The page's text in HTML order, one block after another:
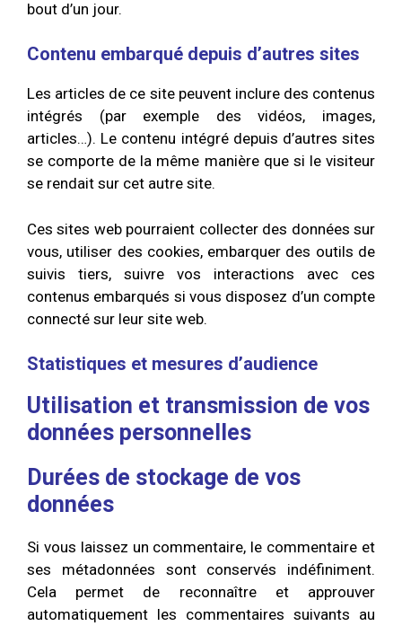
bout d’un jour.
Contenu embarqué depuis d’autres sites
Les articles de ce site peuvent inclure des contenus
intégrés (par exemple des vidéos, images,
articles…). Le contenu intégré depuis d’autres sites
se comporte de la même manière que si le visiteur
se rendait sur cet autre site.
Ces sites web pourraient collecter des données sur
vous, utiliser des cookies, embarquer des outils de
suivis tiers, suivre vos interactions avec ces
contenus embarqués si vous disposez d’un compte
connecté sur leur site web.
Statistiques et mesures d’audience
Utilisation et transmission de vos
données personnelles
Durées de stockage de vos
données
Si vous laissez un commentaire, le commentaire et
ses métadonnées sont conservés indéfiniment.
Cela permet de reconnaître et approuver
automatiquement les commentaires suivants au